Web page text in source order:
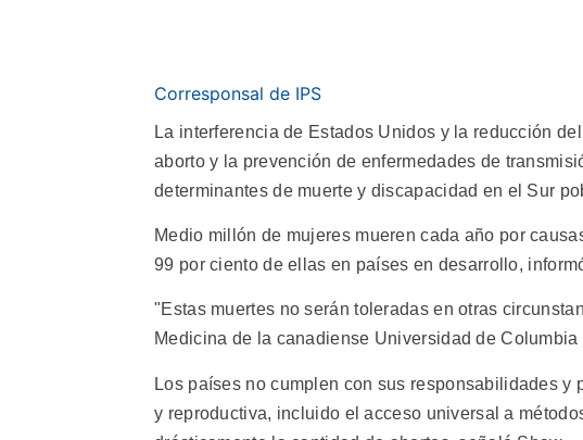
Corresponsal de IPS
La interferencia de Estados Unidos y la reducción
aborto y la prevención de enfermedades de
determinantes de muerte y discapacidad en el Sur
Medio millón de mujeres mueren cada año por
99 por ciento de ellas en países en desarrollo,
"Estas muertes no serán toleradas en otras
Medicina de la canadiense Universidad de Columbia
Los países no cumplen con sus responsabilidades
y reproductiva, incluido el acceso universal a